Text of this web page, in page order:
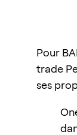
Pour
trade
ses